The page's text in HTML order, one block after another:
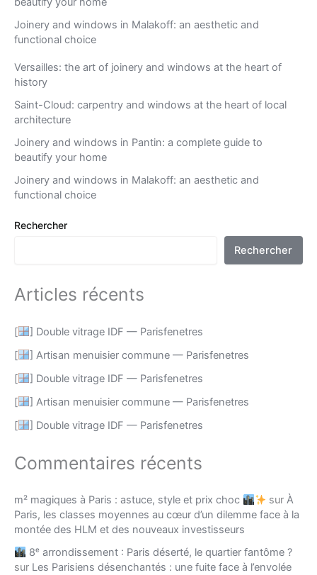
Joinery and windows in Malakoff: an aesthetic and
functional choice
Versailles: the art of joinery and windows at the heart of
history
Saint-Cloud: carpentry and windows at the heart of local
architecture
Joinery and windows in Pantin: a complete guide to
beautify your home
Joinery and windows in Malakoff: an aesthetic and
functional choice
Rechercher
Rechercher
Articles récents
[
] Double vitrage IDF — Parisfenetres
[
] Artisan menuisier commune — Parisfenetres
[
] Double vitrage IDF — Parisfenetres
[
] Artisan menuisier commune — Parisfenetres
[
] Double vitrage IDF — Parisfenetres
Commentaires récents
m² magiques à Paris : astuce, style et prix choc surÀ
Paris, les classes moyennes au cœur d’un dilemme face à la
montée des HLM et des nouveaux investisseurs
8ᵉ arrondissement : Paris déserté, le quartier fantôme ?
sur Les Parisiens désenchantés : une fuite face à l’envolée